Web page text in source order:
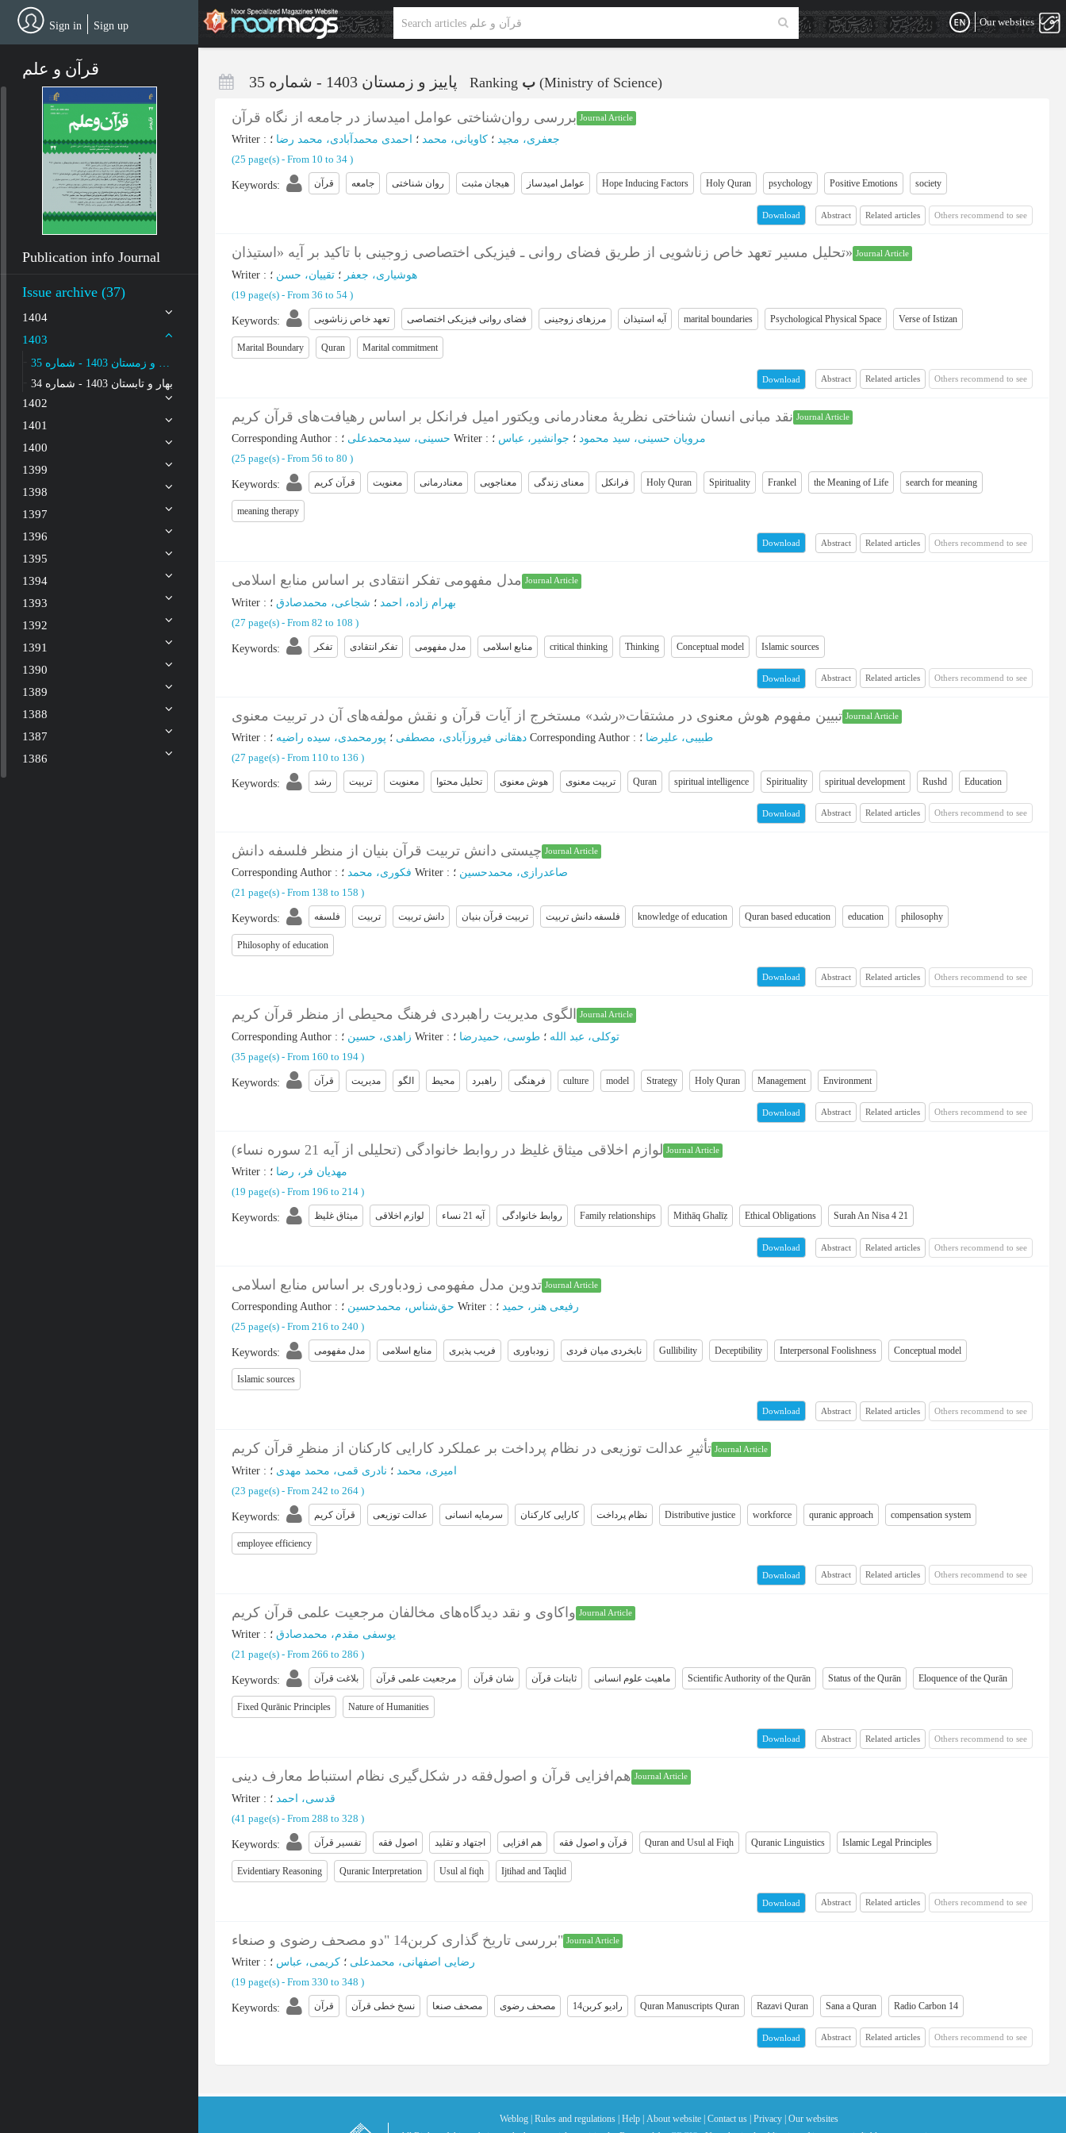
Our websites
Sign in Sign up
قرآن و علم
Publication info Journal
Issue archive (37)
1404
1403
بهار و تابستان 1403 - شماره 34
1402
1401
1400
1399
1398
1397
1396
1395
1394
1393
1392
1391
1390
1389
1388
1387
1386
Ranking ب (Ministry of Science)
بررسی روان‌شناختی عوامل امید‌ساز در جامعه از نگاه قرآن Journal Article
Writer : جعفری، مجید ؛ کاویانی، محمد ؛ احمدی محمدآبادی، محمد رضا ؛
(‎25 page(s) - From 10 to 34 )
Keywords: قرآن جامعه روان شناختی هیجان مثبت عوامل امیدساز Hope Inducing Factors Holy Quran psychology Positive Emotions society
Download Abstract Related articles Others recommend to see
تحلیل مسیر تعهد خاص زناشویی از طریق فضای روانی ـ فیزیکی اختصاصی زوجینی با تاکید بر آیه «استیذان» Journal Article
Writer : هوشیاری، جعفر ؛ تقییان، حسن ؛
(‎19 page(s) - From 36 to 54 )
Keywords: تعهد خاص زناشویی فضای روانی فیزیکی اختصاصی مرزهای زوجینی آیه استیذان marital boundaries Psychological Physical Space Verse of Istizan
Marital Boundary Quran Marital commitment
Download Abstract Related articles Others recommend to see
نقد مبانی انسان شناختی نظریۀ معنادرمانی ویکتور امیل فرانکل بر اساس رهیافت‌های قرآن کریم Journal Article
Corresponding Author : حسینی، سیدمحمدعلی Writer : مرویان حسینی، سید محمود ؛ جوانشیر، عباس ؛
(‎25 page(s) - From 56 to 80 )
Keywords: قرآن کریم معنویت معنادرمانی معناجویی معنای زندگی فرانکل Holy Quran Spirituality Frankel the Meaning of Life search for meaning
meaning therapy
Download Abstract Related articles Others recommend to see
مدل مفهومی تفکر انتقادی بر اساس منابع اسلامی Journal Article
Writer : بهرام زاده، احمد ؛ شجاعی، محمدصادق ؛
(‎27 page(s) - From 82 to 108 )
Keywords: تفکر تفکر انتقادی مدل مفهومی منابع اسلامی critical thinking Thinking Conceptual model Islamic sources
Download Abstract Related articles Others recommend to see
تبیین مفهوم هوش معنوی در مشتقات«رشد» مستخرج از آیات قرآن و نقش مولفه‌های آن در تربیت معنوی Journal Article
Writer : دهقانی فیروزآبادی، مصطفی ؛ پورمحمدی، سیده راضیه Corresponding Author : طبیبی، علیرضا ؛
(‎27 page(s) - From 110 to 136 )
Keywords: رشد تربیت معنویت تحلیل محتوا هوش معنوی تربیت معنوی Quran spiritual intelligence Spirituality spiritual development Rushd Education
Download Abstract Related articles Others recommend to see
چیستی دانش تربیت قرآن بنیان از منظر فلسفه دانش Journal Article
Corresponding Author : فکوری، محمد Writer : صاعدرازی، محمدحسین ؛
(‎21 page(s) - From 138 to 158 )
Keywords: فلسفه تربیت دانش تربیت تربیت قرآن بنیان فلسفه دانش تربیت knowledge of education Quran based education education philosophy
Philosophy of education
Download Abstract Related articles Others recommend to see
الگوی مدیریت راهبردی فرهنگ محیطی از منظر قرآن کریم Journal Article
Corresponding Author : زاهدی، حسین Writer : توکلی، عبد الله ؛ طوسی، حمیدرضا ؛
(‎35 page(s) - From 160 to 194 )
Keywords: قرآن مدیریت الگو محیط راهبرد فرهنگی culture model Strategy Holy Quran Management Environment
Download Abstract Related articles Others recommend to see
لوازم اخلاقی میثاق غلیظ در روابط خانوادگی (تحلیلی از آیه 21 سوره نساء) Journal Article
Writer : مهدیان فر، رضا ؛
(‎19 page(s) - From 196 to 214 )
Keywords: میثاق غلیظ لوازم اخلاقی آیه 21 نساء روابط خانوادگی Family relationships Mithāq Ghalīẓ Ethical Obligations Surah An Nisa 4 21
Download Abstract Related articles Others recommend to see
تدوین مدل مفهومی زودباوری بر اساس منابع اسلامی Journal Article
Corresponding Author : حق‌شناس، محمدحسین Writer : رفیعی هنر، حمید ؛
(‎25 page(s) - From 216 to 240 )
Keywords: مدل مفهومی منابع اسلامی فریب پذیری زودباوری نابخردی میان فردی Gullibility Deceptibility Interpersonal Foolishness Conceptual model
Islamic sources
Download Abstract Related articles Others recommend to see
تأثیرِ عدالت توزیعی در نظام پرداخت بر عملکرد کارایی کارکنان از منظرِ قرآن کریم Journal Article
Writer : امیری، محمد ؛ نادری قمی، محمد مهدی ؛
(‎23 page(s) - From 242 to 264 )
Keywords: قرآن کریم عدالت توزیعی سرمایه انسانی کارایی کارکنان نظام پرداخت Distributive justice workforce quranic approach compensation system
employee efficiency
Download Abstract Related articles Others recommend to see
واکاوی و نقد دیدگاه‌های مخالفان مرجعیت علمی قرآن کریم Journal Article
Writer : یوسفی مقدم، محمدصادق ؛
(‎21 page(s) - From 266 to 286 )
Keywords: بلاغت قرآن مرجعیت علمی قرآن شان قرآن ثابتات قرآن ماهیت علوم انسانی Scientific Authority of the Qurān Status of the Qurān Eloquence of the Qurān
Fixed Qurānic Principles Nature of Humanities
Download Abstract Related articles Others recommend to see
هم‌افزایی قرآن و اصول‌فقه در شکل‌گیری نظام استنباط معارف دینی Journal Article
Writer : قدسی، احمد ؛
(‎41 page(s) - From 288 to 328 )
Keywords: تفسیر قرآن اصول فقه اجتهاد و تقلید هم افزایی قرآن و اصول فقه Quran and Usul al Fiqh Quranic Linguistics Islamic Legal Principles
Evidentiary Reasoning Quranic Interpretation Usul al fiqh Ijtihad and Taqlid
Download Abstract Related articles Others recommend to see
بررسی تاریخ گذاری کربن14 "دو مصحف رضوی و صنعاء" Journal Article
Writer : رضایی اصفهانی، محمدعلی ؛ کریمی، عباس ؛
(‎19 page(s) - From 330 to 348 )
Keywords: قرآن نسخ خطی قرآن مصحف صنعا مصحف رضوی رادیو کربن14 Quran Manuscripts Quran Razavi Quran Sana a Quran Radio Carbon 14
Download Abstract Related articles Others recommend to see
Weblog | Rules and regulations | Help | About website | Contact us | Privacy | Our websites